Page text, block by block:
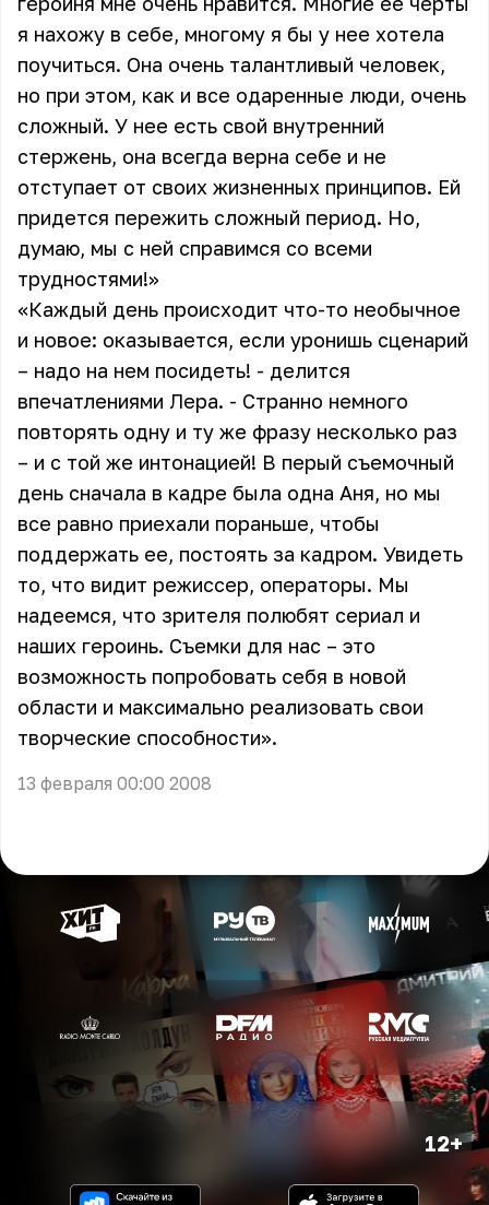
я нахожу в себе, многому я бы у нее хотела
поучиться. Она очень талантливый человек,
но при этом, как и все одаренные люди, очень
сложный. У нее есть свой внутренний
стержень, она всегда верна себе и не
отступает от своих жизненных принципов. Ей
придется пережить сложный период. Но,
думаю, мы с ней справимся со всеми
трудностями!»
«Каждый день происходит что-то необычное
и новое: оказывается, если уронишь сценарий
– надо на нем посидеть! - делится
впечатлениями Лера. - Странно немного
повторять одну и ту же фразу несколько раз
– и с той же интонацией! В перый съемочный
день сначала в кадре была одна Аня, но мы
все равно приехали пораньше, чтобы
поддержать ее, постоять за кадром. Увидеть
то, что видит режиссер, операторы. Мы
надеемся, что зрителя полюбят сериал и
наших героинь. Съемки для нас – это
возможность попробовать себя в новой
области и максимально реализовать свои
творческие способности».
13 февраля 00:00 2008
12+